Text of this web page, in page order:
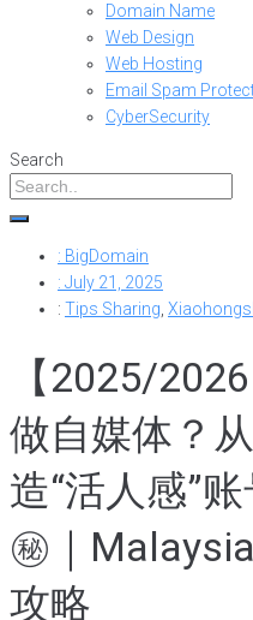
Domain Name
Web Design
Web Hosting
Email Spam
CyberSecurity
Search
: BigDomain
: July 21, 2025
: Tips Sharing
【2025/
做自媒体？
造“活人感”
㊙️｜
攻略